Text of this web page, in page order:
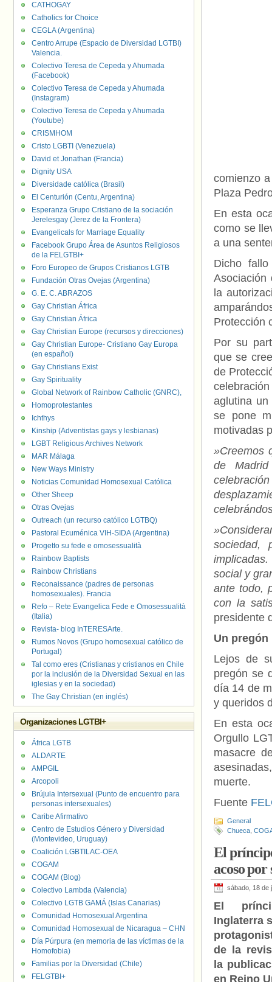
comienzo
Plaza
En esta
como se
a una
Dicho
Asociación
la
Protección
Por su
que se
de
aglutina un
se pone
motivadas
»Creemos
de
sociedad,
social y
ante todo,
con la
presidente
Un pregón
Lejos de
pregón se
día 14 de
y queridos
En esta
Orgullo
masacre
muerte.
Fuente
General
Chueca
El
acoso por
sábado, 18 de
El
Inglaterra
de la
la
en Reino
CATHOGAY
Catholics for Choice
CEGLA (Argentina)
Centro Arrupe (Espacio de Diversidad LGTBI)
Valencia.
Colectivo Teresa de Cepeda y Ahumada
(Facebook)
Colectivo Teresa de Cepeda y Ahumada
(Instagram)
Colectivo Teresa de Cepeda y Ahumada
(Youtube)
CRISMHOM
Cristo LGBTI (Venezuela)
David et Jonathan (Francia)
Dignity USA
Diversidade católica (Brasil)
El Centurión (Centu, Argentina)
Esperanza Grupo Cristiano de la sociación
Jerelesgay (Jerez de la Frontera)
Evangelicals for Marriage Equality
Facebook Grupo Área de Asuntos Religiosos
de la FELGTBI+
Foro Europeo de Grupos Cristianos LGTB
Fundación Otras Ovejas (Argentina)
G. E. C. ABRAZOS
Gay Christian África
Gay Christian África
Gay Christian Europe (recursos y direcciones)
Gay Christian Europe- Cristiano Gay Europa
(en español)
Gay Christians Exist
Gay Spirituality
Global Network of Rainbow Catholic (GNRC),
Homoprotestantes
Ichthys
Kinship (Adventistas gays y lesbianas)
LGBT Religious Archives Network
MAR Málaga
New Ways Ministry
Noticias Comunidad Homosexual Católica
Other Sheep
Otras Ovejas
Outreach (un recurso católico LGTBQ)
Pastoral Ecuménica VIH-SIDA (Argentina)
Progetto su fede e omosessualità
Rainbow Baptists
Rainbow Christians
Reconaissance (padres de personas
homosexuales). Francia
Refo – Rete Evangelica Fede e Omosessualità
(Italia)
Revista- blog InTERESArte.
Rumos Novos (Grupo homosexual católico de
Portugal)
Tal como eres (Cristianas y cristianos en Chile
por la inclusión de la Diversidad Sexual en las
iglesias y en la sociedad)
The Gay Christian (en inglés)
Organizaciones LGTBI+
África LGTB
ALDARTE
AMPGIL
Arcopoli
Brújula Intersexual (Punto de encuentro para
personas intersexuales)
Caribe Afirmativo
Centro de Estudios Género y Diversidad
(Montevideo, Uruguay)
Coalición LGBTILAC-OEA
COGAM
COGAM (Blog)
Colectivo Lambda (Valencia)
Colectivo LGTB GAMÁ (Islas Canarias)
Comunidad Homosexual Argentina
Comunidad Homosexual de Nicaragua – CHN
Día Púrpura (en memoria de las víctimas de la
Homofobia)
Familias por la Diversidad (Chile)
FELGTBI+